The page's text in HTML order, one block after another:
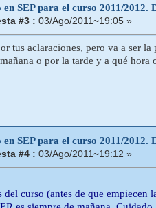
SEP para el curso 2011/2012.
#3 : 03/Ago/2011~19:05 »
tus aclaraciones, pero va a ser
o por la tarde y a qué hora
SEP para el curso 2011/2012.
#4 : 03/Ago/2011~19:12 »
del curso (antes de que empiecen